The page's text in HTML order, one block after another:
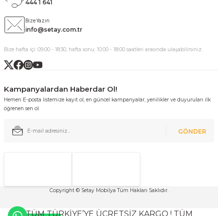
444 1 641
Bize Yazın
info@setay.com.tr
Bize hafta içi: 09:00 - 18:30, hafta sonu: 10:00 - 18:00 saatleri arasında ulaşabilirsiniz.
Kampanyalardan Haberdar Ol!
Hemen E-posta listemize kayıt ol, en güncel kampanyalar, yenilikler ve duyuruları ilk
öğrenen sen ol.
GÖNDER
Copyright © Setay Mobilya Tüm Hakları Saklıdır.
TÜM TÜRKİYE’YE ÜCRETSİZ KARGO ! TÜM